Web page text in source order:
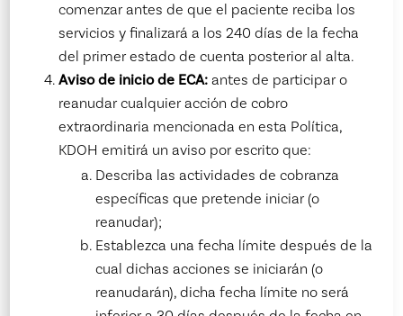
comenzar antes de que el paciente reciba los
servicios y finalizará a los 240 días de la fecha
del primer estado de cuenta posterior al alta.
Aviso de inicio de ECA: antes de participar o
reanudar cualquier acción de cobro
extraordinaria mencionada en esta Política,
KDOH emitirá un aviso por escrito que:
Describa las actividades de cobranza
específicas que pretende iniciar (o
reanudar);
Establezca una fecha límite después de la
cual dichas acciones se iniciarán (o
reanudarán), dicha fecha límite no será